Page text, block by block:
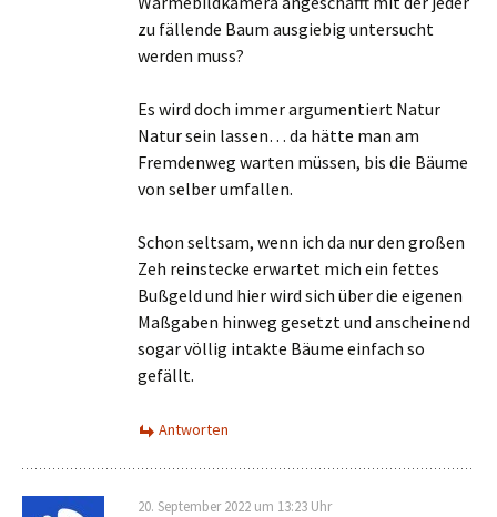
zu fällende Baum ausgiebig untersucht
werden muss?
Es wird doch immer argumentiert Natur
Natur sein lassen… da hätte man am
Fremdenweg warten müssen, bis die Bäume
von selber umfallen.
Schon seltsam, wenn ich da nur den großen
Zeh reinstecke erwartet mich ein fettes
Bußgeld und hier wird sich über die eigenen
Maßgaben hinweg gesetzt und anscheinend
sogar völlig intakte Bäume einfach so
gefällt.
Antworten
20. September 2022 um 13:23 Uhr